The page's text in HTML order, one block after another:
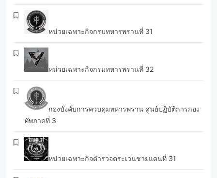
หน่วยเฉพาะกิจกรมทหารพรานที่ 31
หน่วยเฉพาะกิจกรมทหารพรานที่ 32
กองบังคับการควบคุมทหารพราน ศูนย์ปฏิบัติการกอง
ทัพภาคที่ 3
หน่วยเฉพาะกิจตำรวจตระเวนชายแดนที่ 31